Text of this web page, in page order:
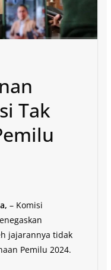
Tak
– Komisi
jajarannya tidak
Pemilu 2024.